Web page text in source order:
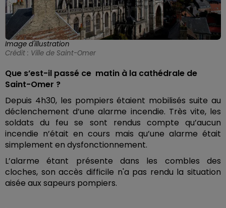
Image d'illustration
Crédit : Ville de Saint-Omer
Que s’est-il passé ce matin à la cathédrale de
Saint-Omer ?
Depuis 4h30, les pompiers étaient mobilisés suite au
déclenchement d’une alarme incendie. Très vite, les
soldats du feu se sont rendus compte qu’aucun
incendie n’était en cours mais qu’une alarme était
simplement en dysfonctionnement.
L’alarme étant présente dans les combles des
cloches, son accès difficile n'a pas rendu la situation
aisée aux sapeurs pompiers.